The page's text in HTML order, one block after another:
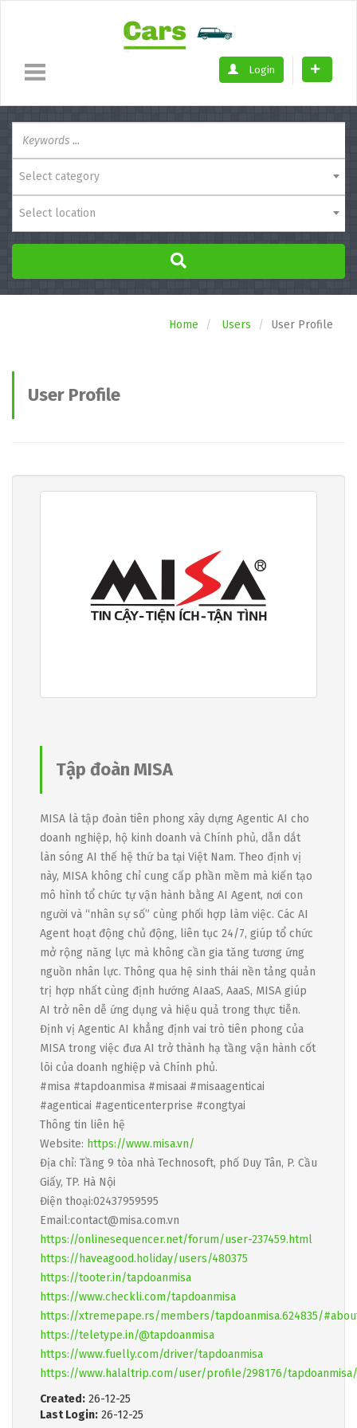
Login
Select category
Select location
Home Users User Profile
User Profile
Tập đoàn MISA
MISA là tập đoàn tiên phong xây dựng Agentic AI cho
doanh nghiệp, hộ kinh doanh và Chính phủ, dẫn dắt
làn sóng AI thế hệ thứ ba tại Việt Nam. Theo định vị
này, MISA không chỉ cung cấp phần mềm mà kiến tạo
mô hình tổ chức tự vận hành bằng AI Agent, nơi con
người và “nhân sự số” cùng phối hợp làm việc. Các AI
Agent hoạt động chủ động, liên tục 24/7, giúp tổ chức
mở rộng năng lực mà không cần gia tăng tương ứng
nguồn nhân lực. Thông qua hệ sinh thái nền tảng quản
trị hợp nhất cùng định hướng AIaaS, AaaS, MISA giúp
AI trở nên dễ ứng dụng và hiệu quả trong thực tiễn.
Định vị Agentic AI khẳng định vai trò tiên phong của
MISA trong việc đưa AI trở thành hạ tầng vận hành cốt
lõi của doanh nghiệp và Chính phủ.
#misa #tapdoanmisa #misaai #misaagenticai
#agenticai #agenticenterprise #congtyai
Thông tin liên hệ
Website: https://www.misa.vn/
Địa chỉ: Tầng 9 tòa nhà Technosoft, phố Duy Tân, P. Cầu
Giấy, TP. Hà Nội
Điện thoại:02437959595
Email:contact@misa.com.vn
https://onlinesequencer.net/forum/user-237459.html
https://haveagood.holiday/users/480375
https://tooter.in/tapdoanmisa
https://www.checkli.com/tapdoanmisa
https://xtremepape.rs/members/tapdoanmisa.624835/
https://teletype.in/@tapdoanmisa
https://www.fuelly.com/driver/tapdoanmisa
https://www.halaltrip.com/user/profile/298176/tapdoanmisa/
Created: 26-12-25
Last Login: 26-12-25